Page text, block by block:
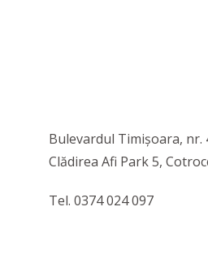
Bulevardul Timișoara, nr.
Clădirea Afi Park 5,
Tel. 0374 024 097